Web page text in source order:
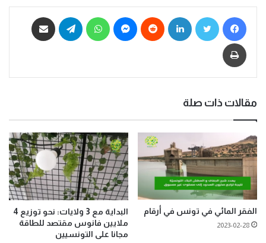
فيسبوك تويتر لينكدإن ماسنجر واتساب تيلقرام
طباعة
مقالات ذات صلة
الفقر المائي في تونس في أرقام
2023-02-28
البداية مع 3 ولايات: نحو توزيع 4
ملايين فانوس مقتصد للطاقة
مجانا على التونسيين